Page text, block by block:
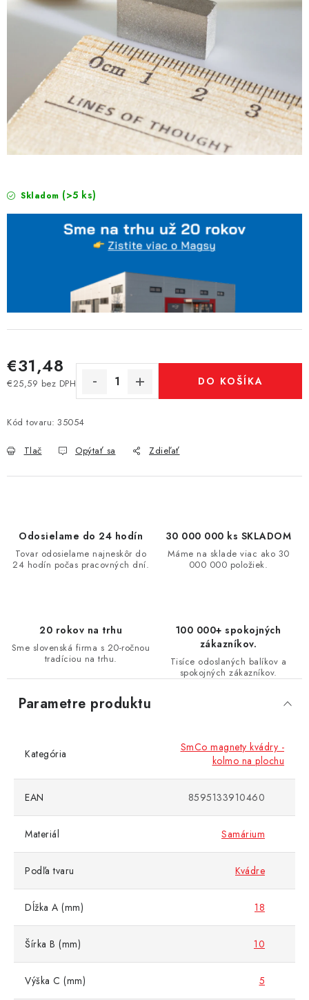
Skladom (>5 ks)
€31,48
€25,59 bez DPH
Jednotková cena:
DO KOŠÍKA
Kód tovaru: 35054
Tlač Opýtať sa Zdieľať
Odosielame do 24 hodín
Tovar odosielame najneskôr do
24 hodín počas pracovných dní.
30 000 000 ks SKLADOM
Máme na sklade viac ako 30
000 000 položiek.
20 rokov na trhu
Sme slovenská firma s 20-ročnou
tradíciou na trhu.
100 000+ spokojných
zákazníkov.
Tisíce odoslaných balíkov a
spokojných zákazníkov.
Parametre produktu
Kategória
SmCo magnety kvádry -
kolmo na plochu
EAN 8595133910460
Materiál Samárium
Podľa tvaru Kvádre
Dĺžka A (mm) 18
Šírka B (mm) 10
Výška C (mm) 5